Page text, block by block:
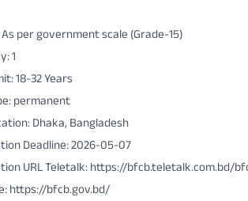
per government scale (Grade-15)
1
18-32 Years
permanent
Dhaka, Bangladesh
Deadline: 2026-05-07
URL Teletalk: https://bfcb.teletalk.com.bd/
https://bfcb.gov.bd/